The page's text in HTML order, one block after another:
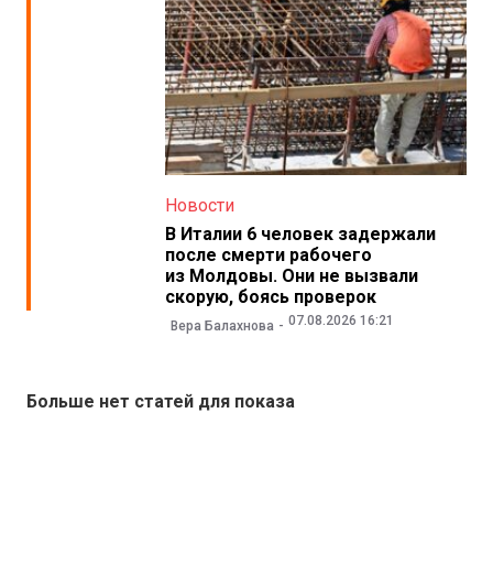
Новости
В Италии 6 человек задержали
после смерти рабочего
из Молдовы. Они не вызвали
скорую, боясь проверок
Вера Балахнова 07.08.2026 16:21
Больше нет статей для показа